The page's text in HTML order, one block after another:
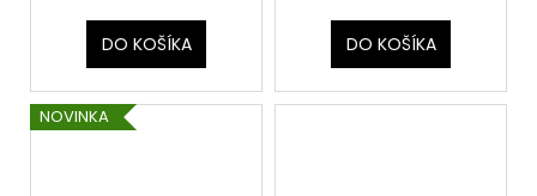
Magnetický Krúžok +
Sklíčka Kamery (Žltá /
Yellow) - Original
Apple
DO KOŠÍKA DO KOŠÍKA
NOVINKA